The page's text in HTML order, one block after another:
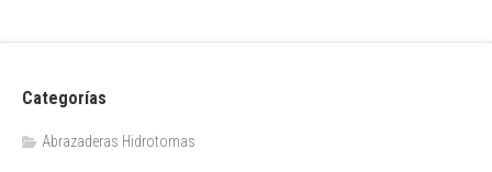
Categorías
Abrazaderas Hidrotomas